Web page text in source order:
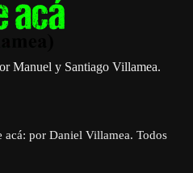
Manuel y Santiago Villamea.
por Daniel Villamea. Todos